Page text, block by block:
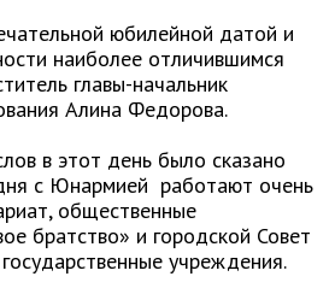
г.
2025 г.
г.
г.
г.
г.
г.
юбилейной датой и
наиболее отличившимся
главы-начальник
Алина Федорова.
в этот день было сказано
с Юнармией работают очень
общественные
братство» и городской Совет
учреждения.